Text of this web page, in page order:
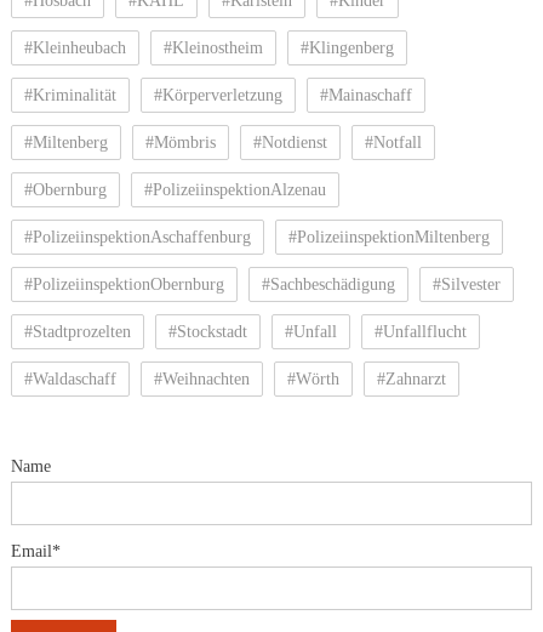
#Kleinheubach #Kleinostheim #Klingenberg
#Kriminalität #Körperverletzung #Mainaschaff
#Miltenberg #Mömbris #Notdienst #Notfall
#Obernburg #PolizeiinspektionAlzenau
#PolizeiinspektionAschaffenburg #PolizeiinspektionMiltenberg
#PolizeiinspektionObernburg #Sachbeschädigung #Silvester
#Stadtprozelten #Stockstadt #Unfall #Unfallflucht
#Waldaschaff #Weihnachten #Wörth #Zahnarzt
Name
Email*